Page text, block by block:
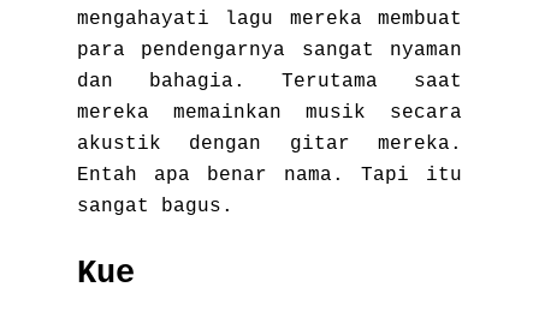
mengahayati lagu mereka membuat
para pendengarnya sangat nyaman
dan bahagia. Terutama saat
mereka memainkan musik secara
akustik dengan gitar mereka.
Entah apa benar nama. Tapi itu
sangat bagus.
Kue